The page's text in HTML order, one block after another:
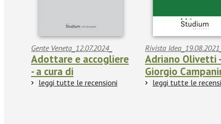
Gente Veneta_12.07.2024_
Adottare e accogliere
- a cura di
leggi tutte le recensioni
Rivista
Adriano Olivetti
Giorgio
leggi tutte le